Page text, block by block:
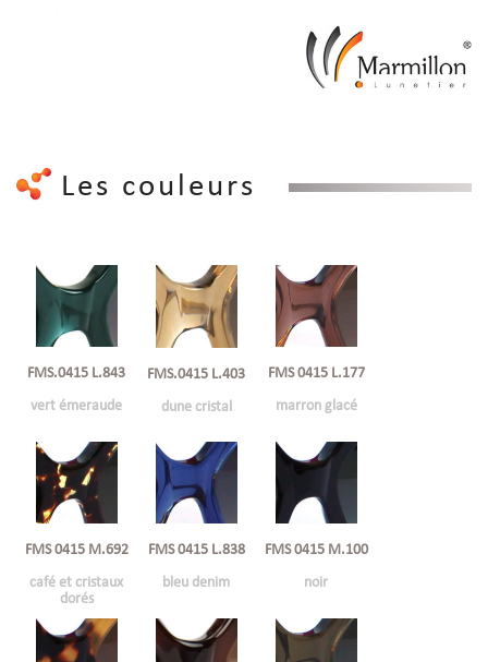
Les couleurs
FMS.0415 L.843
vert émeraude
FMS.0415 L.403
dune cristal
FMS 0415 L.177
marron glacé
FMS 0415 M.692
café et cristaux
dorés
FMS 0415 L.838
bleu denim
FMS 0415 M.100
noir